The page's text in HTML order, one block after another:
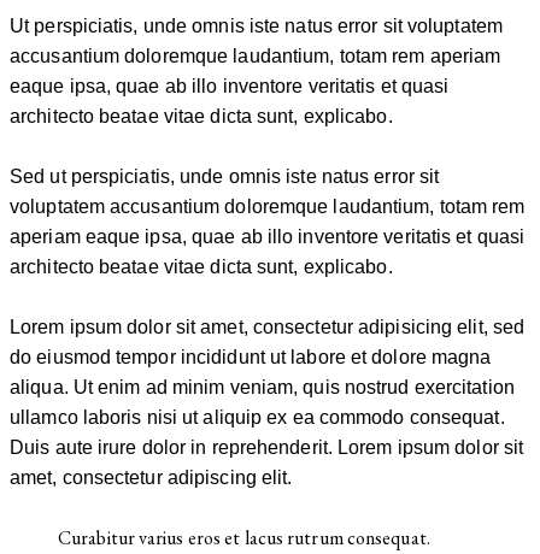
Ut perspiciatis, unde omnis iste natus error sit voluptatem
accusantium doloremque laudantium, totam rem aperiam
eaque ipsa, quae ab illo inventore veritatis et quasi
architecto beatae vitae dicta sunt, explicabo.
Sed ut perspiciatis, unde omnis iste natus error sit
voluptatem accusantium doloremque laudantium, totam rem
aperiam eaque ipsa, quae ab illo inventore veritatis et quasi
architecto beatae vitae dicta sunt, explicabo.
Lorem ipsum dolor sit amet, consectetur adipisicing elit, sed
do eiusmod tempor incididunt ut labore et dolore magna
aliqua. Ut enim ad minim veniam, quis nostrud exercitation
ullamco laboris nisi ut aliquip ex ea commodo consequat.
Duis aute irure dolor in reprehenderit. Lorem ipsum dolor sit
amet, consectetur adipiscing elit.
Curabitur varius eros et lacus rutrum consequat.